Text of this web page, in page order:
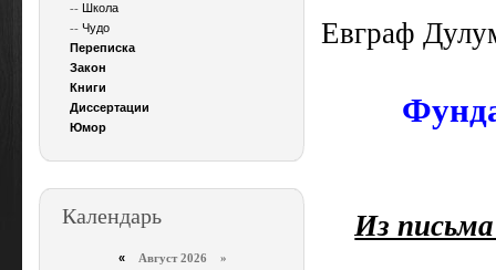
-- Школа
--Чудо
Переписка
Закон
Книги
Диссертации
Юмор
Календарь
«Август 2026 »
Евграф
Из